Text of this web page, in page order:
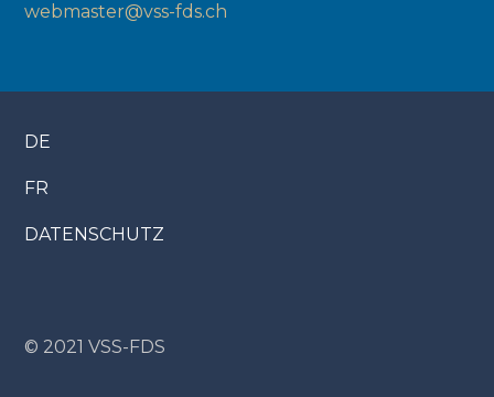
webmaster@vss-fds.ch
DE
FR
DATENSCHUTZ
© 2021 VSS-FDS